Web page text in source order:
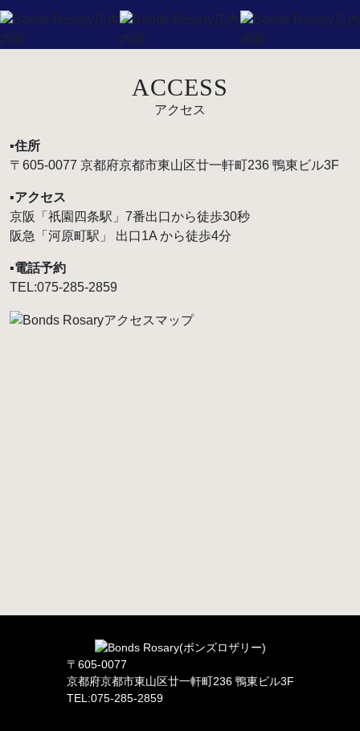
ACCESS
アクセス
▪︎住所
〒605-0077 京都府京都市東山区廿一軒町236 鴨東ビル3F
▪︎アクセス
京阪「祇園四条駅」7番出口から徒歩30秒
阪急「河原町駅」 出口1A から徒歩4分
▪︎電話予約
TEL:075-285-2859
〒605-0077
京都府京都市東山区廿一軒町236 鴨東ビル3F
TEL:075-285-2859